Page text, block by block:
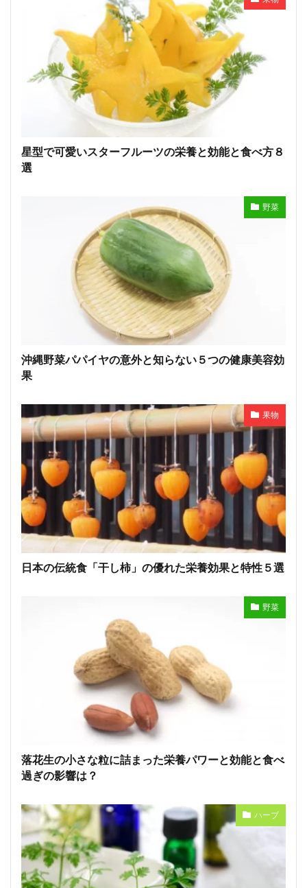
星型で可愛いスターフルーツの栄養と効能と食べ方８
選
野菜
沖縄野菜パパイヤの意外と知らない５つの健康美容効
果
果物
日本の伝統食「干し柿」の優れた栄養効果と特性５選
野菜
落花生の小さな粒に詰まった栄養パワーと効能と食べ
過ぎの影響は？
ハーブ